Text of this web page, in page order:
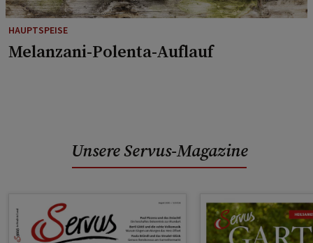
HAUPTSPEISE
Melanzani-Polenta-Auflauf
Unsere Servus-Magazine